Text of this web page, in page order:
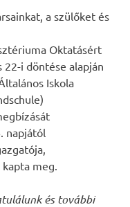
a szülőket és
Oktatásért
i döntése alapján
Iskola
napjától
meg.
és további